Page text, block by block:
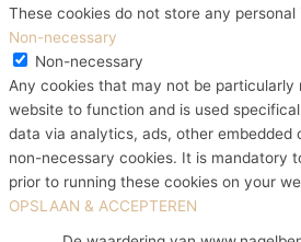
These cookies do not store any personal
Non-necessary
Non-necessary
Any cookies that may not be particularly
website to function and is used
data via analytics, ads, other embedded
non-necessary cookies. It is mandatory
prior to running these cookies on your
OPSLAAN & ACCEPTEREN